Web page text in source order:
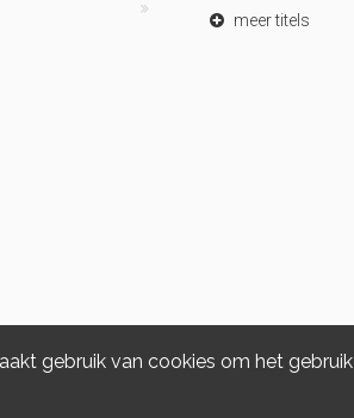
gebruik van cookies om het
meer titels